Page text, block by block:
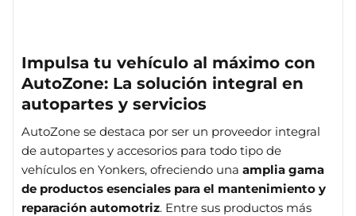
Impulsa tu vehículo al máximo con
AutoZone: La solución integral en
autopartes y servicios
AutoZone se destaca por ser un proveedor integral
de autopartes y accesorios para todo tipo de
vehículos en Yonkers, ofreciendo una amplia gama
de productos esenciales para el mantenimiento y
reparación automotriz. Entre sus productos más